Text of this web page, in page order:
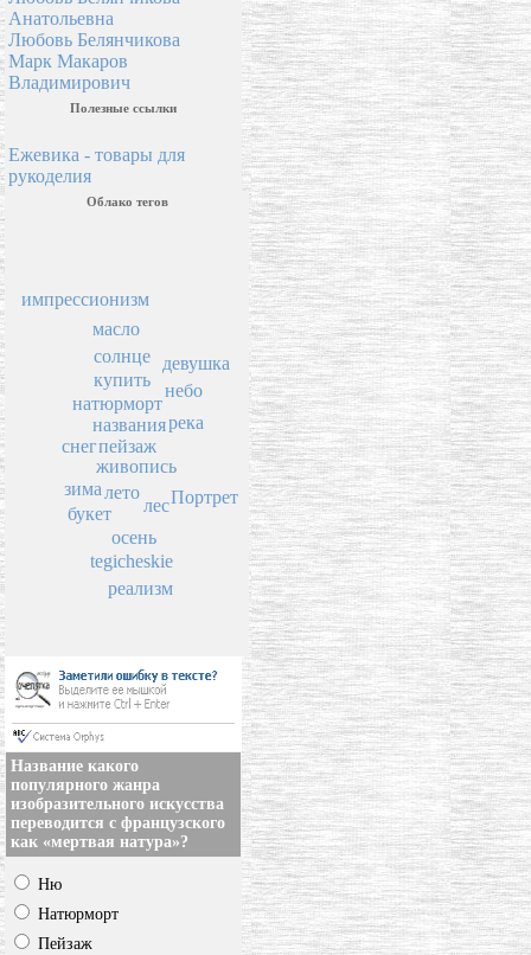
Анатольевна
Любовь Белянчикова
Марк Макаров
Владимирович
Полезные ссылки
Ежевика - товары для
рукоделия
Облако тегов
пейзаж
названия
живопись
лето
натюрморт
купить
солнце
лес
зима
осень
букет
масло
река
снег
tegicheskie
реализм
небо
импрессионизм
Портрет
девушка
Название какого
популярного жанра
изобразительного искусства
переводится с французского
как «мертвая натура»?
Ню
Натюрморт
Пейзаж